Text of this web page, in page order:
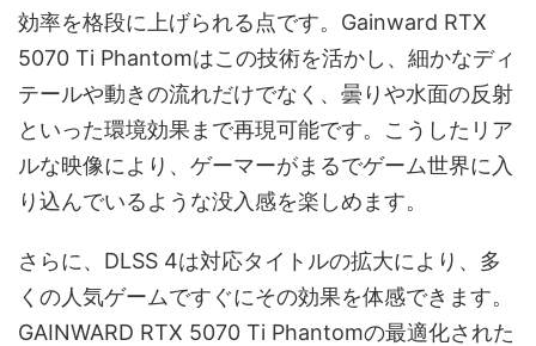
効率を格段に上げられる点です。Gainward RTX
5070 Ti Phantomはこの技術を活かし、細かなディ
テールや動きの流れだけでなく、曇りや水面の反射
といった環境効果まで再現可能です。こうしたリア
ルな映像により、ゲーマーがまるでゲーム世界に入
り込んでいるような没入感を楽しめます。
さらに、DLSS 4は対応タイトルの拡大により、多
くの人気ゲームですぐにその効果を体感できます。
GAINWARD RTX 5070 Ti Phantomの最適化された